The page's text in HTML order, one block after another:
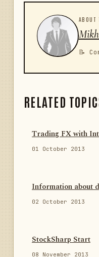
ABOUT
📝
RELATED
Trading FX with
01 October 2013
Information about
02 October 2013
StockSharp Start
08 November 2013